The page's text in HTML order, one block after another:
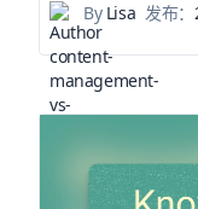
ByLisa 发布：